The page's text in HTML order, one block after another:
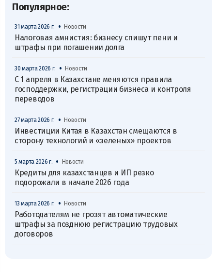
Популярное:
31 марта 2026 г. • Новости
Налоговая амнистия: бизнесу спишут пени и
штрафы при погашении долга
30 марта 2026 г. • Новости
С 1 апреля в Казахстане меняются правила
господдержки, регистрации бизнеса и контроля
переводов
27 марта 2026 г. • Новости
Инвестиции Китая в Казахстан смещаются в
сторону технологий и «зеленых» проектов
5 марта 2026 г. • Новости
Кредиты для казахстанцев и ИП резко
подорожали в начале 2026 года
13 марта 2026 г. • Новости
Работодателям не грозят автоматические
штрафы за позднюю регистрацию трудовых
договоров